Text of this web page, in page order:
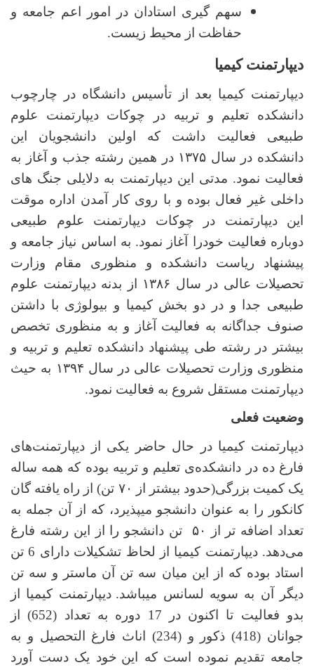
سهم گیری استادان در امور اعم جامعه و
حفاظت از محیط زیست.
دیپارتمنت کیمیا
دیپارتمنت کیمیا بعد از تأسیس دانشگاه در چارچوب
دانشکده تعلیم و تربیه در چوکات دیپارتمنت علوم
طبیعی فعالیت داشت که اولین دانشجویان این
دانشکده در سال ۱۳۷۵ در همین رشته جذب و آغاز به
فعالیت نمود. مدتی این دیپارتمنت به دلایلی جنگ های
داخلی غیر فعال بوده و با روی کار آمدن اداره موقت
این دیپارتمنت در چوکات دیپارتمنت علوم طبیعی
دوباره فعالیت خودرا آغاز نمود. به اساس نیاز جامعه و
پیشنهاد ریاست دانشکده و منظوری مقام وزارت
تحصیلات عالی در سال ۱۳۸۶ از بدنه دیپارتمنت علوم
طبیعی جدا و در دو بخش کیمیا و بیولوژی با داشتن
صنوف جداگانه به فعالیت آغاز و به منظوری تخصص
بیشتر در رشته طی پیشنهاد دانشکده تعلیم و تربیه و
منظوری وزارت تحصیلات عالی در سال ۱۳۹۴ به حیث
دیپارتمنت مستقل شروع به فعالیت نمود.
وضعیت فعلی
دیپارتمنت کیمیا در حال حاضر یکی از دیپارتمنت‌های
فارغ ده در دانشکده‌ی تعلیم و تربیه بوده که همه ساله
یک کمیت بزرگی(حدود بیشتر از ۷۰ تن) از راه یافته‌ گان
کانکور را به عنوان دانشجو می­پذیرد، که از آن جمله به
تعداد اضافه تر از ۵۰ تن دانشجو را از این رشته فارغ
می‌دهد. دیپارتمنت کیمیا از لحاظ تشکیلات دارای 6 تن
استاد بوده که از این میان سه تن آن ماستر و سه تن
دیگر آن به سویه لسانس می­باشد. دیپارتمنت کیمیا از
بدو فعالیت تا اکنون در 17 دوره به تعداد (652) از
جوانان (418) ذکور و (234) اناث فارغ التحصیل و به
جامعه تقدیم نموده است که این خود یک دست آورد